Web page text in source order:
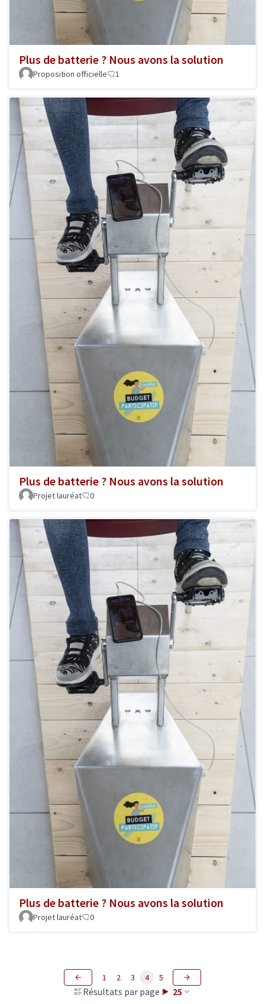
Plus de batterie ? Nous avons la solution
Proposition officielle 1
Plus de batterie ? Nous avons la solution
Projet lauréat 0
Plus de batterie ? Nous avons la solution
Projet lauréat 0
Résultats par page : 25
1 2 3 4 5